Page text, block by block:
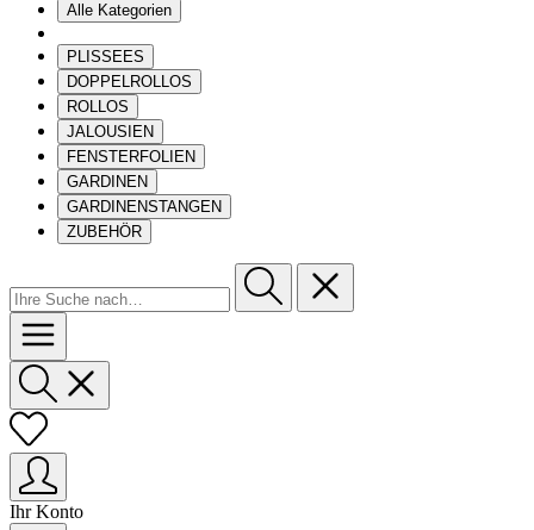
Alle Kategorien
PLISSEES
DOPPELROLLOS
ROLLOS
JALOUSIEN
FENSTERFOLIEN
GARDINEN
GARDINENSTANGEN
ZUBEHÖR
Ihr Konto